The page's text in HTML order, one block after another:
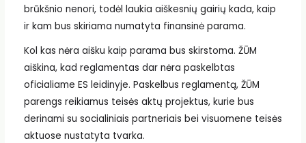
brūkšnio nenori, todėl laukia aiškesnių gairių kada, kaip
ir kam bus skiriama numatyta finansinė parama.
Kol kas nėra aišku kaip parama bus skirstoma. ŽŪM
aiškina, kad reglamentas dar nėra paskelbtas
oficialiame ES leidinyje. Paskelbus reglamentą, ŽŪM
parengs reikiamus teisės aktų projektus, kurie bus
derinami su socialiniais partneriais bei visuomene teisės
aktuose nustatyta tvarka.